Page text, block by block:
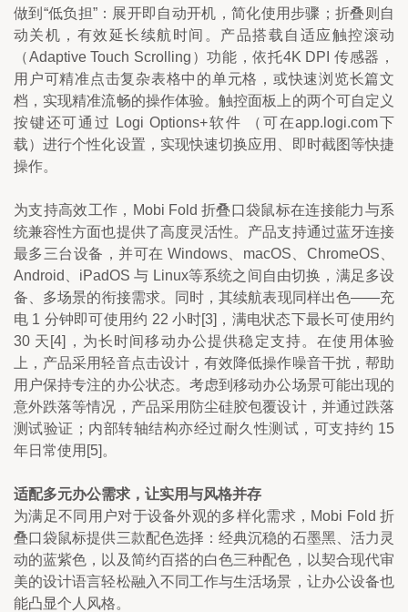
做到“低负担”：展开即自动开机，简化使用步骤；折叠则自
动关机，有效延长续航时间。产品搭载自适应触控滚动
（Adaptive Touch Scrolling）功能，依托4K DPI 传感器，
用户可精准点击复杂表格中的单元格，或快速浏览长篇文
档，实现精准流畅的操作体验。触控面板上的两个可自定义
按键还可通过 Logi Options+软件 （可在app.logi.com下
载）进行个性化设置，实现快速切换应用、即时截图等快捷
操作。
为支持高效工作，Mobi Fold 折叠口袋鼠标在连接能力与系
统兼容性方面也提供了高度灵活性。产品支持通过蓝牙连接
最多三台设备，并可在 Windows、macOS、ChromeOS、
Android、iPadOS 与 Linux等系统之间自由切换，满足多设
备、多场景的衔接需求。同时，其续航表现同样出色——充
电 1 分钟即可使用约 22 小时[3]，满电状态下最长可使用约
30 天[4]，为长时间移动办公提供稳定支持。在使用体验
上，产品采用轻音点击设计，有效降低操作噪音干扰，帮助
用户保持专注的办公状态。考虑到移动办公场景可能出现的
意外跌落等情况，产品采用防尘硅胶包覆设计，并通过跌落
测试验证；内部转轴结构亦经过耐久性测试，可支持约 15
年日常使用[5]。
适配多元办公需求，让实用与风格并存
为满足不同用户对于设备外观的多样化需求，Mobi Fold 折
叠口袋鼠标提供三款配色选择：经典沉稳的石墨黑、活力灵
动的蓝紫色，以及简约百搭的白色三种配色，以契合现代审
美的设计语言轻松融入不同工作与生活场景，让办公设备也
能凸显个人风格。